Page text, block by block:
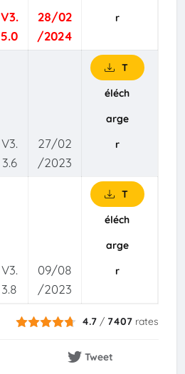
V3.
5.0
28/02
/2024
r
V3.
3.6
27/02
/2023
T
éléch
arge
r
V3.
3.8
09/08
/2023
T
éléch
arge
r
4.7 / 7407 rates
Tweet